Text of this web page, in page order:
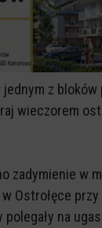
z bloków
wieczorem
zadymienie w
Ostrołęce przy
polegały na